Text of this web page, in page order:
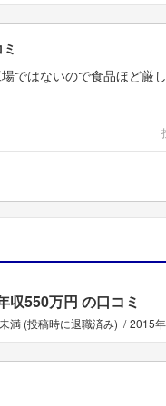
ではないので食品ほど厳
収550万円 の口コミ
満 (投稿時に退職済み) 2015